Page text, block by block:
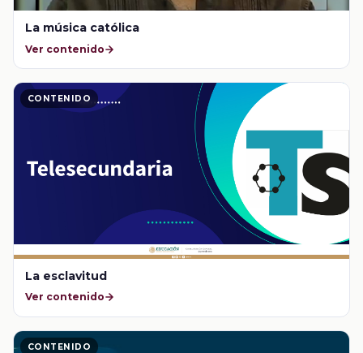
La música católica
Ver contenido
CONTENIDO
La esclavitud
Ver contenido
CONTENIDO